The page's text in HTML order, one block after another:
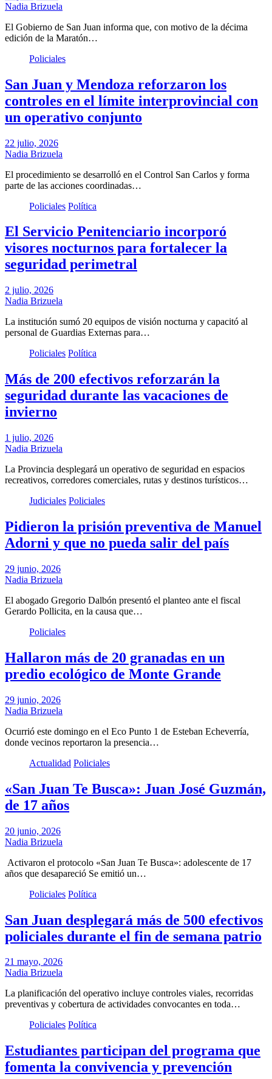
Nadia Brizuela
El Gobierno de San Juan informa que, con motivo de la décima
edición de la Maratón…
Policiales
San Juan y Mendoza reforzaron los
controles en el límite interprovincial con
un operativo conjunto
22 julio, 2026
Nadia Brizuela
El procedimiento se desarrolló en el Control San Carlos y forma
parte de las acciones coordinadas…
Policiales Política
El Servicio Penitenciario incorporó
visores nocturnos para fortalecer la
seguridad perimetral
2 julio, 2026
Nadia Brizuela
La institución sumó 20 equipos de visión nocturna y capacitó al
personal de Guardias Externas para…
Policiales Política
Más de 200 efectivos reforzarán la
seguridad durante las vacaciones de
invierno
1 julio, 2026
Nadia Brizuela
La Provincia desplegará un operativo de seguridad en espacios
recreativos, corredores comerciales, rutas y destinos turísticos…
Judiciales Policiales
Pidieron la prisión preventiva de Manuel
Adorni y que no pueda salir del país
29 junio, 2026
Nadia Brizuela
El abogado Gregorio Dalbón presentó el planteo ante el fiscal
Gerardo Pollicita, en la causa que…
Policiales
Hallaron más de 20 granadas en un
predio ecológico de Monte Grande
29 junio, 2026
Nadia Brizuela
Ocurrió este domingo en el Eco Punto 1 de Esteban Echeverría,
donde vecinos reportaron la presencia…
Actualidad Policiales
«San Juan Te Busca»: Juan José Guzmán,
de 17 años
20 junio, 2026
Nadia Brizuela
Activaron el protocolo «San Juan Te Busca»: adolescente de 17
años que desapareció Se emitió un…
Policiales Política
San Juan desplegará más de 500 efectivos
policiales durante el fin de semana patrio
21 mayo, 2026
Nadia Brizuela
La planificación del operativo incluye controles viales, recorridas
preventivas y cobertura de actividades convocantes en toda…
Policiales Política
Estudiantes participan del programa que
fomenta la convivencia y prevención